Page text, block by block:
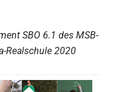
SBO 6.1 des MSB-
Realschule 2020